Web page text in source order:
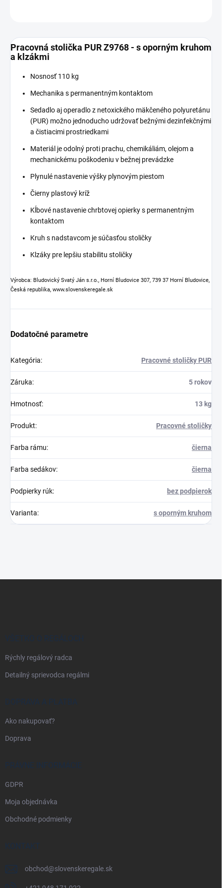
Pracovná stolička PUR Z9768 - s oporným kruhom
a klzákmi
Nosnosť 110 kg
Mechanika s permanentným kontaktom
Sedadlo aj operadlo z netoxického mäkčeného polyuretánu
(PUR) možno jednoducho udržovať bežnými dezinfekčnými
a čistiacimi prostriedkami
Materiál je odolný proti prachu, chemikáliám, olejom a
mechanickému poškodeniu v bežnej prevádzke
Plynulé nastavenie výšky plynovým piestom
Čierny plastový kríž
Kĺbové nastavenie chrbtovej opierky s permanentným
kontaktom
Kruh s nadstavcom je súčasťou stoličky
Klzáky pre lepšiu stabilitu stoličky
Výrobca: Bludovický Svatý Ján s.r.o., Horní Bludovice 307, 739 37 Horní Bludovice,
Česká republika, www.slovenskeregale.sk
Dodatočné parametre
Kategória: Pracovné stoličky PUR
Záruka: 5 rokov
Hmotnosť: 13 kg
Produkt: Pracovné stoličky
Farba rámu: čierna
Farba sedákov: čierna
Podpierky rúk: bez podpierok
Varianta: s oporným kruhom
VŠETKO O REGÁLOCH
Rýchly regálový radca
Detailný sprievodca regálmi
DOPRAVA A PLATBA
Ako nakupovať?
Doprava
PRÁVNE INFORMÁCIE
GDPR
Moja objednávka
Obchodné podmienky
KONTAKT
obchod@slovenskeregale.sk